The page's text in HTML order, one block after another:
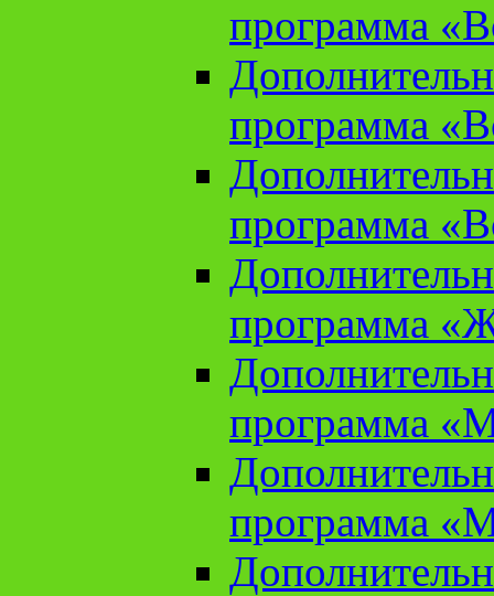
программа
программа
программа
программа
программа
программа